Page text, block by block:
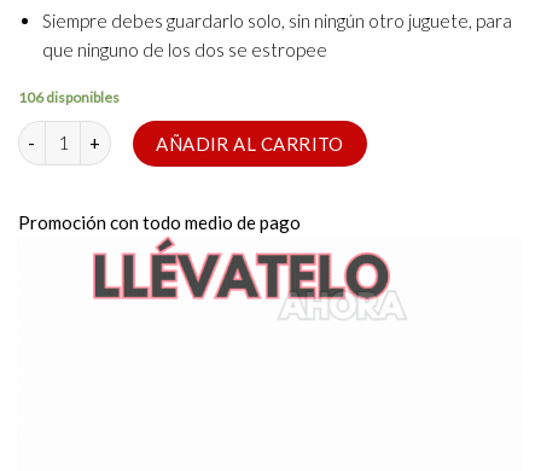
Siempre debes guardarlo solo, sin ningún otro juguete, para
que ninguno de los dos se estropee
106 disponibles
Bomba de vacío pezones Pump CHISA cantidad
AÑADIR AL CARRITO
Promoción con todo medio de pago